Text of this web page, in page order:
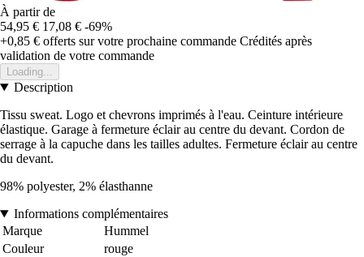
À partir de
54,95 € 17,08 € -69%
+0,85 € offerts sur votre prochaine commande Crédités après
validation de votre commande
Loading...
Description
Tissu sweat. Logo et chevrons imprimés à l'eau. Ceinture intérieure
élastique. Garage à fermeture éclair au centre du devant. Cordon de
serrage à la capuche dans les tailles adultes. Fermeture éclair au centre
du devant.
98% polyester, 2% élasthanne
Informations complémentaires
Marque
Hummel
Couleur
rouge